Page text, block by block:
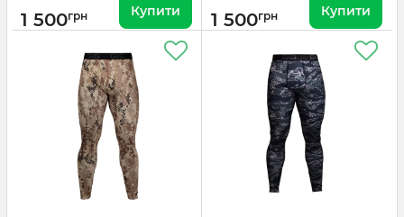
1 500грн Купити 1 500грн Купити